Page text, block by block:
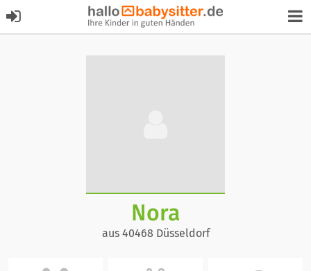
Nora
aus 40468 Düsseldorf